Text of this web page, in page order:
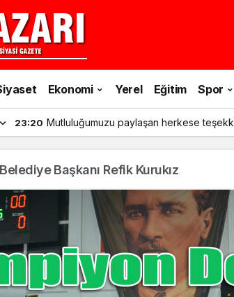
Ekonomi Yerel Eğitim Spor
23:20 Mutluluğumuzu paylaşan herkese
Başkanı Refik Kurukız